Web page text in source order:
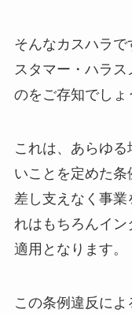
そんなカスハラ
スタマー・ハラ
のをご存知でしょ
これは、あらゆ
いことを定めた
差し支えなく事
れはもちろんイン
適用となります。
この条例違反によ